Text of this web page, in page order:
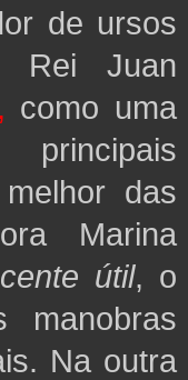
de ursos
Rei Juan
como uma
das
Marina
útil, o
Na outra